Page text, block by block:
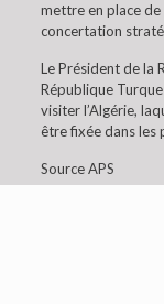
mettre en place
concertation
Le Président de la
République
visiter l’Algérie,
être fixée dans les
Source APS